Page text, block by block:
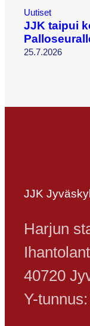
Uutiset
JJK taipui
25.7.2026
JJK
Harjun
40720
Y-